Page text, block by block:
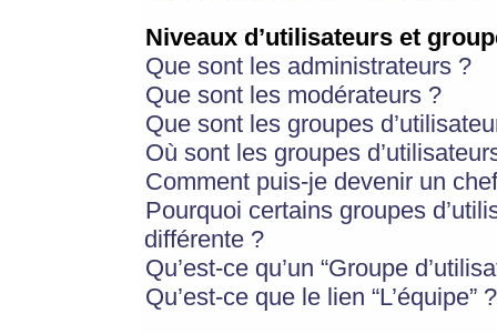
Niveaux d’utilisateurs et
Que sont les administrateurs ?
Que sont les modérateurs ?
Que sont les groupes
Où sont les groupes
Comment puis-je devenir un
Pourquoi certains groupes
différente ?
Qu’est-ce qu’un “Groupe
Qu’est-ce que le lien “L’équipe” ?